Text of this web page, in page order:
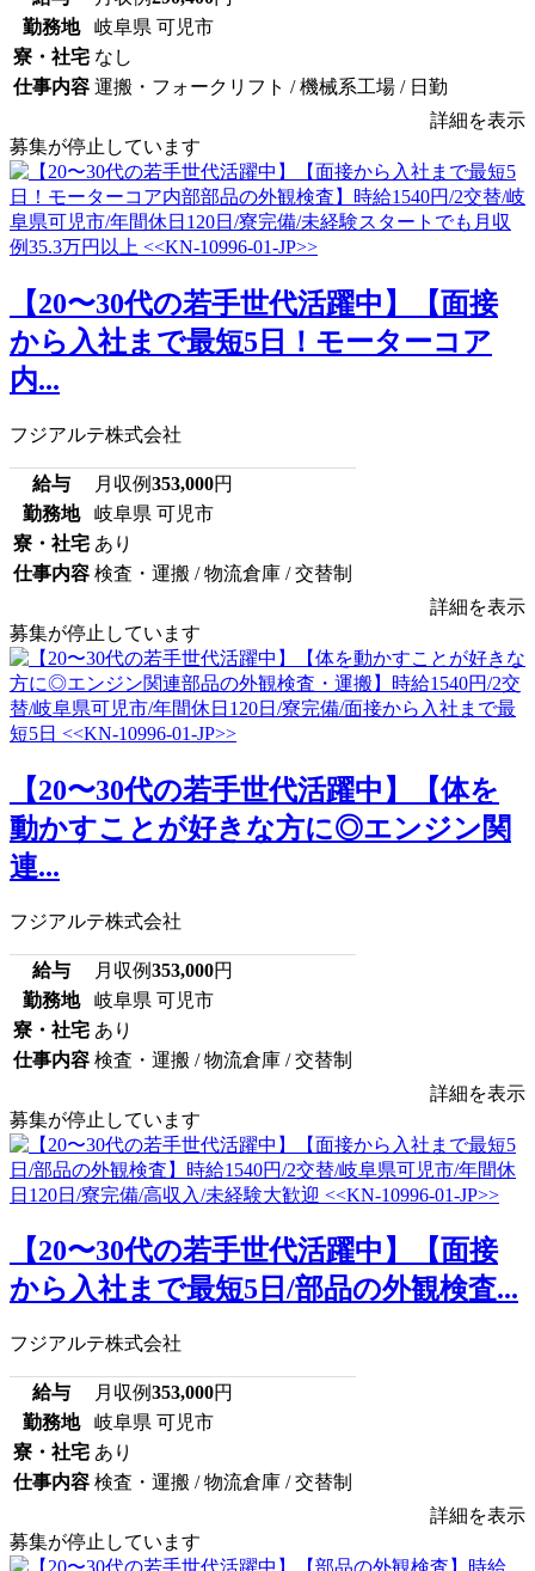
勤務地
岐阜県 可児市
寮・社宅 なし
仕事内容 運搬・フォークリフト / 機械系工場 / 日勤
詳細を表示
募集が停止しています
【20〜30代の若手世代活躍中】【面接
から入社まで最短5日！モーターコア
内...
フジアルテ株式会社
給与 月収例353,000円
勤務地
岐阜県 可児市
寮・社宅 あり
仕事内容 検査・運搬 / 物流倉庫 / 交替制
詳細を表示
募集が停止しています
【20〜30代の若手世代活躍中】【体を
動かすことが好きな方に◎エンジン関
連...
フジアルテ株式会社
給与 月収例353,000円
勤務地
岐阜県 可児市
寮・社宅 あり
仕事内容 検査・運搬 / 物流倉庫 / 交替制
詳細を表示
募集が停止しています
【20〜30代の若手世代活躍中】【面接
から入社まで最短5日/部品の外観検査...
フジアルテ株式会社
給与 月収例353,000円
勤務地
岐阜県 可児市
寮・社宅 あり
仕事内容 検査・運搬 / 物流倉庫 / 交替制
詳細を表示
募集が停止しています